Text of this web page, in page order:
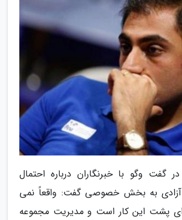
گفت وگو با خبرنگاران درباره احتمال
آزادی به بخش خصوصی گفت: واقعاً نمی
ای پشت این کار است و مدیریت مجموعه